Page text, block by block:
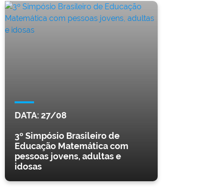
DATA:27/08
3º Simpósio Brasileiro de
Educação Matemática com
pessoas jovens, adultas e
idosas